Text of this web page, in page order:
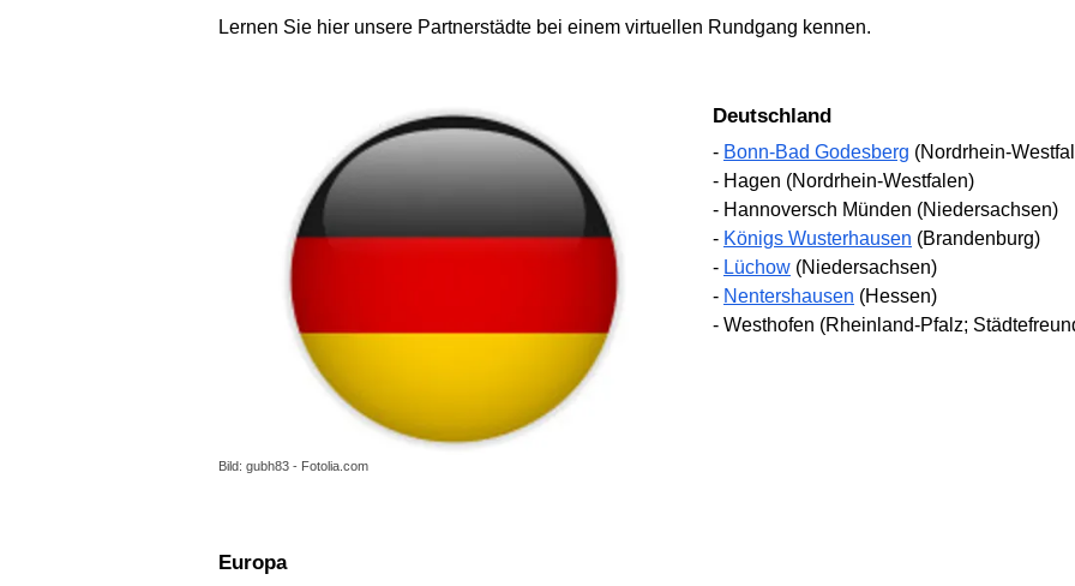
Lernen Sie hier unsere Partnerstädte bei einem virtuellen Rundgang kennen.
Bild: gubh83 - Fotolia.com
Deutschland
- Bonn-Bad Godesberg (Nordrhein-
- Hagen (Nordrhein-Westfalen)
- Hannoversch Münden (Niedersachsen)
- Königs Wusterhausen (Brandenburg)
- Lüchow (Niedersachsen)
- Nentershausen (Hessen)
- Westhofen (Rheinland-Pfalz;
Europa